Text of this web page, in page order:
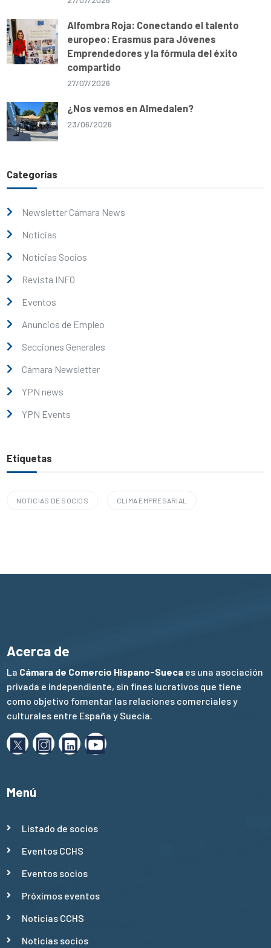
Alfombra Roja: Conectando el talento
europeo: Erasmus para Jóvenes
Emprendedores y la fórmula del éxito
compartido
27/07/2026
¿Nos vemos en Almedalen?
23/06/2026
Categorías
Newsletter Cámara News
Noticias
Noticias Socios
Revista INFO
Eventos
Anuncios de Empleo
Secciones Generales
Cámara Newsletter
YPN news
YPN Events
Etiquetas
NOTICIAS DE SOCIOS CLIMA EMPRESARIAL
Acerca de
La Cámara de Comercio Hispano-Sueca es una asociación
privada e independiente, sin fines lucrativos que tiene
como objetivo fomentar las relaciones comerciales y
culturales entre España y Suecia.
Menú
Listado de socios
Eventos CCHS
Eventos socios
Próximos eventos
Noticias CCHS
Noticias socios